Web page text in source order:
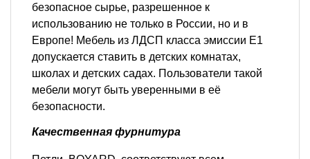
безопасное сырье, разрешенное к
использованию не только в России, но и в
Европе! Мебель из ЛДСП класса эмиссии Е1
допускается ставить в детских комнатах,
школах и детских садах. Пользователи такой
мебели могут быть уверенными в её
безопасности.
Качественная фурнитура